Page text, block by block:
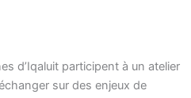
d’Iqaluit participent à un atelier
sur des enjeux de